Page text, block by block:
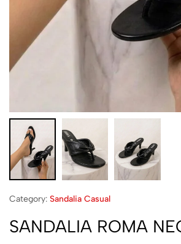
Category: Sandalia Casual
SANDALIA ROMA